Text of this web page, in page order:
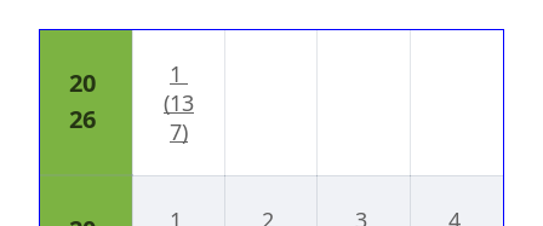
20
26
1
(13
7)
1
2
3
4